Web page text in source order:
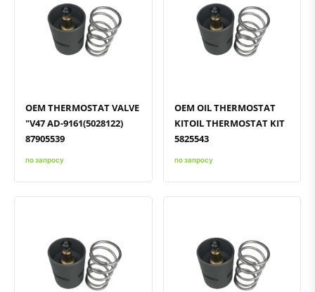
Быстрый просмотрДобавить к сравнению
Добавить в избранное
OEM THERMOSTAT VALVE
"V47 AD-9161(5028122)
87905539
по запросу
Быстрый просмотрДобавить к сравнению
Добавить в избранное
OEM OIL THERMOSTAT
KITOIL THERMOSTAT KIT
5825543
по запросу
Быстрый просмотрДобавить к сравнению
Добавить в избранное Быстрый просмотрДобавить к сравнению
Добавить в избранное